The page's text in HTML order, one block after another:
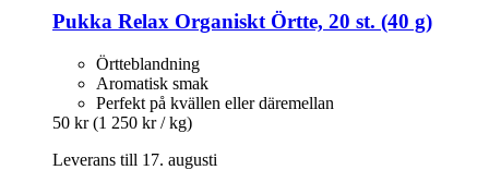
Pukka Relax Organiskt Örtte, 20 st. (40 g)
Örtteblandning
Aromatisk smak
Perfekt på kvällen eller däremellan
50 kr (1 250 kr / kg)
Leverans till 17. augusti